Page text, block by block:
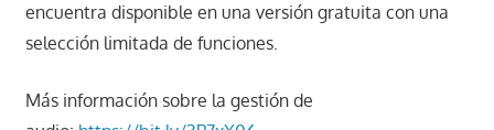
encuentra disponible en una versión gratuita con una
selección limitada de funciones.
Más información sobre la gestión de